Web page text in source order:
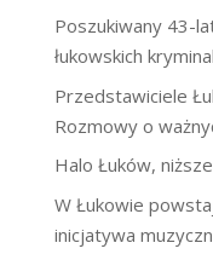
Poszukiwany 43-
łukowskich
Przedstawiciele
Rozmowy o
Halo Łuków,
W Łukowie
inicjatywa